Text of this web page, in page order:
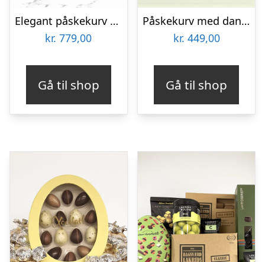
Elegant påskekurv med danske luksusvarer
kr. 779,00
Gå til shop
Påskekurv med dansk lemonade og chokolade
kr. 449,00
Gå til shop